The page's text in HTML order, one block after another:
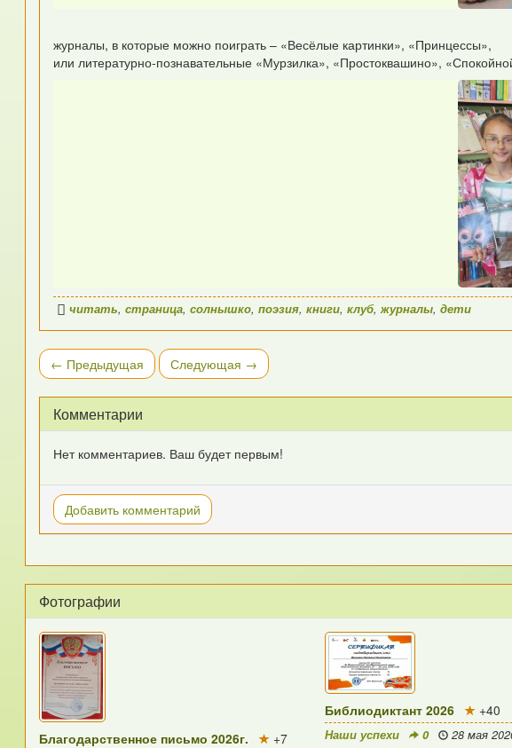
журналы, в которые можно поиграть – «Весёлые картинки», «Принцессы»,
или литературно-познавательные «Мурзилка», «Простоквашино»,
читать,страница,солнышко,поэзия,книги,клуб,журналы,дети
← Предыдущая Следующая →
Комментарии
Нет комментариев. Ваш будет первым!
Добавить комментарий
Фотографии
Благодарственное письмо 2026г. +7
Библиодиктант 2026 +40
Наши успехи 0 28 мая